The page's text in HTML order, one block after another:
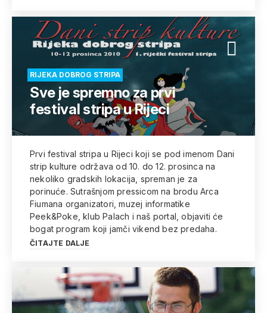
RIJEKA DOBROG STRIPA
Sve je spremno za prvi
festival stripa u Rijeci
Prvi festival stripa u Rijeci koji se pod imenom Dani
strip kulture održava od 10. do 12. prosinca na
nekoliko gradskih lokacija, spreman je za
porinuće. Sutrašnjom pressicom na brodu Arca
Fiumana organizatori, muzej informatike
Peek&Poke, klub Palach i naš portal, objaviti će
bogat program koji jamči vikend bez predaha.
ČITAJTE DALJE